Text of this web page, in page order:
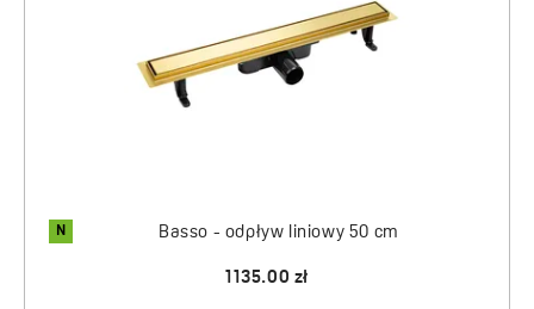
N Basso - odpływ liniowy 50 cm
1135.00 zł